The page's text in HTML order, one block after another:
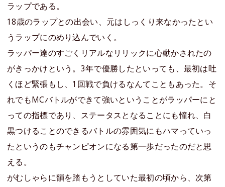
ラップである。
18歳のラップとの出会い、元はしっくり来なかったとい
うラップにのめり込んでいく。
ラッパー達のすごくリアルなリリックに心動かされたの
がきっかけという。3年で優勝したといっても、最初は吐
くほど緊張もし、1回戦で負けるなんてこともあった。そ
れでもMCバトルができて強いということがラッパーにと
っての指標であり、ステータスとなることにも憧れ、白
黒つけることのできるバトルの雰囲気にもハマっていっ
たというのもチャンピオンになる第一歩だったのだと思
える。
がむしゃらに韻を踏もうとしていた最初の頃から、次第